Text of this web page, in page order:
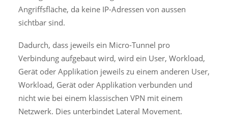
Angriffsfläche, da keine IP-Adressen von aussen
sichtbar sind.
Dadurch, dass jeweils ein Micro-Tunnel pro
Verbindung aufgebaut wird, wird ein User, Workload,
Gerät oder Applikation jeweils zu einem anderen User,
Workload, Gerät oder Applikation verbunden und
nicht wie bei einem klassischen VPN mit einem
Netzwerk. Dies unterbindet Lateral Movement.